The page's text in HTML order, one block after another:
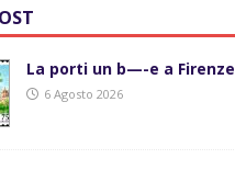
La porti un b—-e a Firenze
6 Agosto 2026